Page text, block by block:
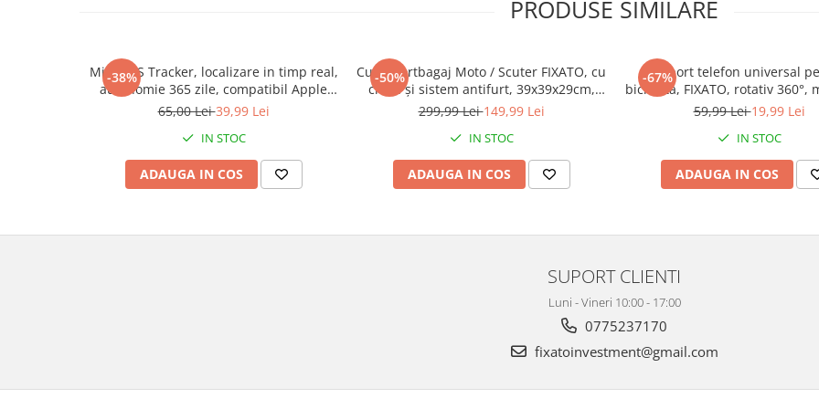
PRODUSE SIMILARE
-38%
Mini GPS Tracker, localizare in timp real,
autonomie 365 zile, compatibil Apple
Find My, rezistent la apa, pentru masini,
65,00 Lei39,99 Lei
IN STOC
ADAUGA IN COS
-50%
Cutie portbagaj Moto / Scuter FIXATO, cu
cheie și sistem antifurt, 39x39x29cm,
Negru
299,99 Lei149,99 Lei
IN STOC
ADAUGA IN COS
-67%
Suport telefon universal
bicicleta, FIXATO, rotativ 360°,
ghidon, silicon, compatibil
59,99 Lei19,99 Lei
IN STOC
ADAUGA IN COS
SUPORT CLIENTI
Luni - Vineri 10:00 - 17:00
0775237170
fixatoinvestment@gmail.com